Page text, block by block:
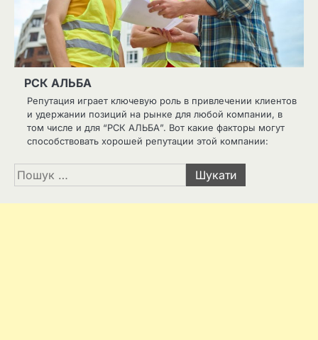
РСК АЛЬБА
Репутация играет ключевую роль в привлечении клиентов
и удержании позиций на рынке для любой компании, в
том числе и для “РСК АЛЬБА”. Вот какие факторы могут
способствовать хорошей репутации этой компании:
Пошук: